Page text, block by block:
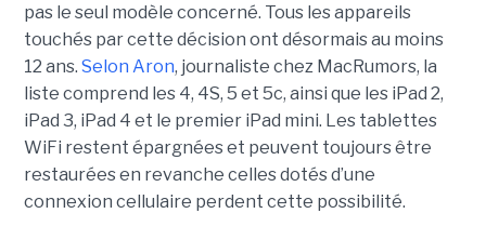
pas le seul modèle concerné. Tous les appareils
touchés par cette décision ont désormais au moins
12 ans. Selon Aron, journaliste chez MacRumors, la
liste comprend les 4, 4S, 5 et 5c, ainsi que les iPad 2,
iPad 3, iPad 4 et le premier iPad mini. Les tablettes
WiFi restent épargnées et peuvent toujours être
restaurées en revanche celles dotés d’une
connexion cellulaire perdent cette possibilité.